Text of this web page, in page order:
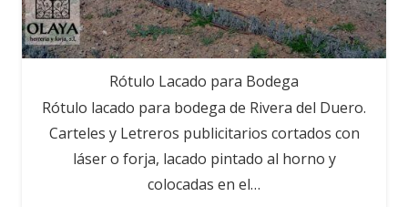
Rótulo Lacado para Bodega
Rótulo lacado para bodega de Rivera del Duero.
Carteles y Letreros publicitarios cortados con
láser o forja, lacado pintado al horno y
colocadas en el…